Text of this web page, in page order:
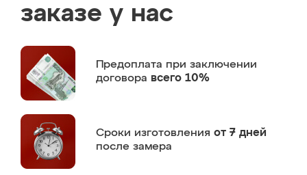
заказе у нас
Предоплата при заключении
договора всего 10%
Сроки изготовления от 7 дней
после замера